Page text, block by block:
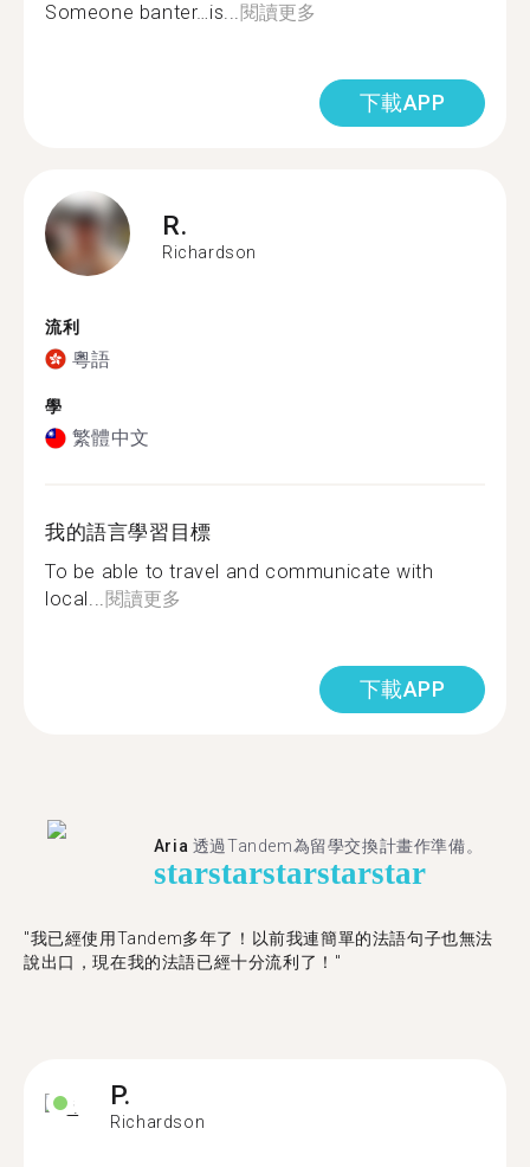
Someone banter…is...閱讀更多
下載APP
R.
Richardson
流利
粵語
學
繁體中文
我的語言學習目標
To be able to travel and communicate with
local...閱讀更多
下載APP
Aria 透過Tandem為留學交換計畫作準備。
starstarstarstarstar
"我已經使用Tandem多年了！以前我連簡單的法語句子也無法
說出口，現在我的法語已經十分流利了！"
P.
Richardson